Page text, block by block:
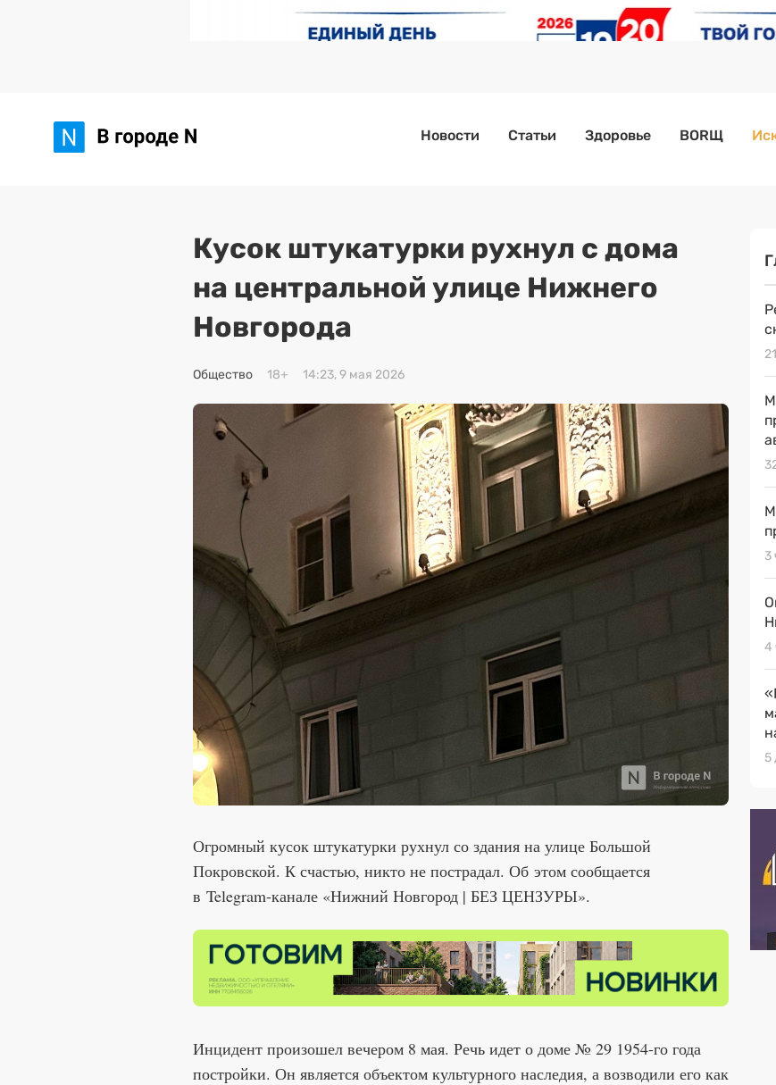
Новости Статьи Здоровье BORЩ
Кусок штукатурки рухнул с дома
на центральной улице Нижнего
Новгорода
Общество 18+ 14:23, 9 мая 2026
Огромный кусок штукатурки рухнул со здания на улице Большой
Покровской. К счастью, никто не пострадал. Об этом сообщается
в Telegram-канале «Нижний Новгород | БЕЗ ЦЕНЗУРЫ».
Инцидент произошел вечером 8 мая. Речь идет о доме № 29 1954-го года
постройки. Он является объектом культурного наследия, а возводили его как
3
4
5